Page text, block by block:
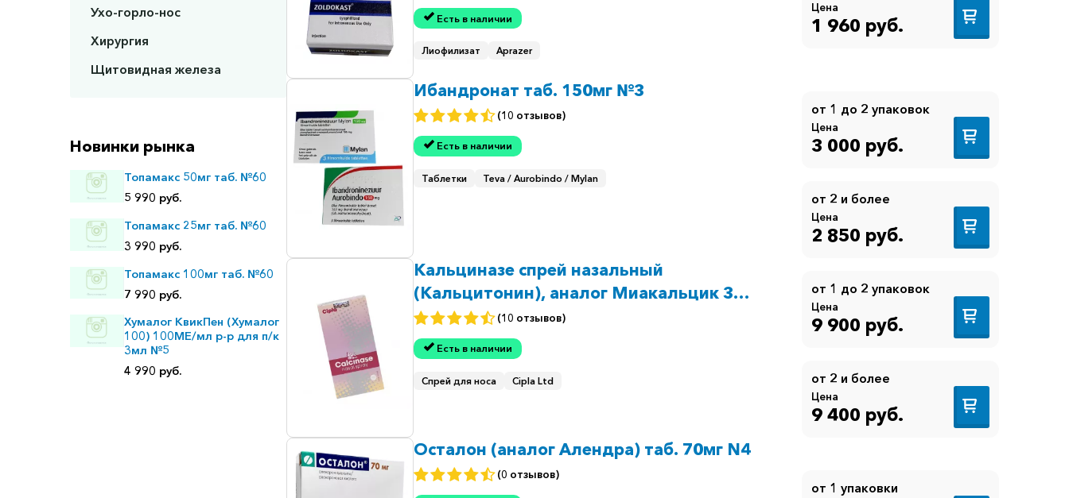
Ухо-горло-нос
Хирургия
Щитовидная железа
Новинки рынка
Топамакс 50мг таб. №60
5 990 руб.
Топамакс 25мг таб. №60
3 990 руб.
Топамакс 100мг таб. №60
7 990 руб.
Хумалог КвикПен (Хумалог
100) 100МЕ/мл р-р для п/к
3мл №5
4 990 руб.
Есть в наличии
Лиофилизат Aprazer
Цена
1 960 руб.
Ибандронат таб. 150мг №3
(10 отзывов)
Есть в наличии
Таблетки Teva / Aurobindo / Mylan
от 1 до 2 упаковок
Цена
3 000 руб.
от 2 и более
Цена
2 850 руб.
Кальциназе спрей назальный
(Кальцитонин), аналог Миакальцик 3,7
мл 200 МЕ/доза 30 доз
(10 отзывов)
Есть в наличии
Спрей для носа Cipla Ltd
от 1 до 2 упаковок
Цена
9 900 руб.
от 2 и более
Цена
9 400 руб.
Осталон (аналог Алендра) таб. 70мг N4
(0 отзывов)
от 1 упаковки